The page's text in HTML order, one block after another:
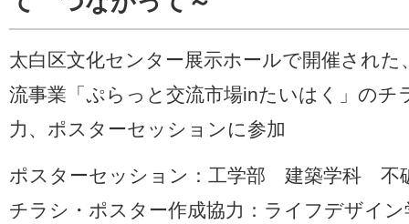
太白区文化センター展示ホールで開催され
流事業「ぷらっと交流市場inたいはく」のチ
力、ポスターセッションに参加
ポスターセッション：工学部 建築学科 不
チラシ・ポスター作成協力：ライフデザイ